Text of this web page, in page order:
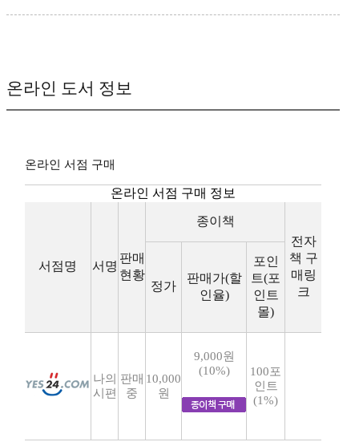
온라인 도서 정보
온라인 서점 구매
온라인 서점 구매 정보
서점명 서명
판매
현황
종이책
전자
책 구
매링
크
정가
판매가(할
인율)
포인
트(포
인트
몰)
나의
시편
판매
중
10,000
원
9,000원
(10%)
100포
인트
(1%)